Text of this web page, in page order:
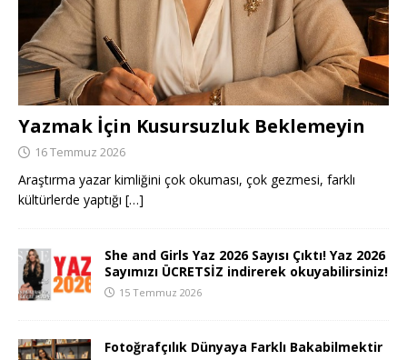
Yazmak İçin Kusursuzluk Beklemeyin
16 Temmuz 2026
Araştırma yazar kimliğini çok okuması, çok gezmesi, farklı
kültürlerde yaptığı […]
She and Girls Yaz 2026 Sayısı Çıktı! Yaz 2026
Sayımızı ÜCRETSİZ indirerek okuyabilirsiniz!
15 Temmuz 2026
Fotoğrafçılık Dünyaya Farklı Bakabilmektir